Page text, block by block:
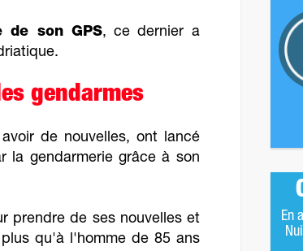
de son GPS, ce dernier a
gendarmes
de nouvelles, ont lancé
la gendarmerie grâce à son
prendre de ses nouvelles et
qu'à l'homme de 85 ans
En